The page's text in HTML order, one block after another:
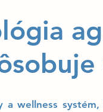
wellness